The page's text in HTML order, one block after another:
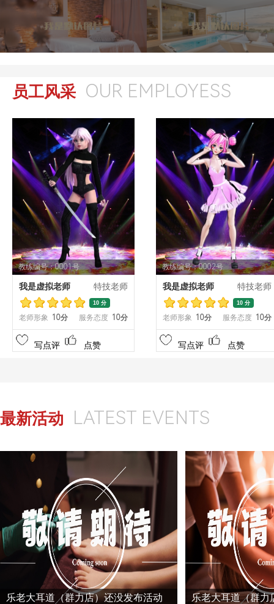
员工风采 OUR EMPLOYESS
教练编号：0001号
我是虚拟老师 特技老师
10 分
老师形象 10分 服务态度 10分
写点评 点赞
教练编号：0002号
我是虚拟老师 特技老师
10 分
老师形象 10分 服务态度 10分
写点评 点赞
最新活动 LATEST EVENTS
乐老大耳道（群力店）还没发布活动 乐老大耳道（群力